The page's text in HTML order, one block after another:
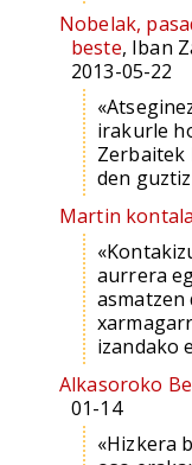
Nobelak,
beste, Iban
2013-05-22
irakurle
Zerbaitek
den
Martin
aurrera
asmatzen
izandako
Alkasoroko
01-14
«Hizkera